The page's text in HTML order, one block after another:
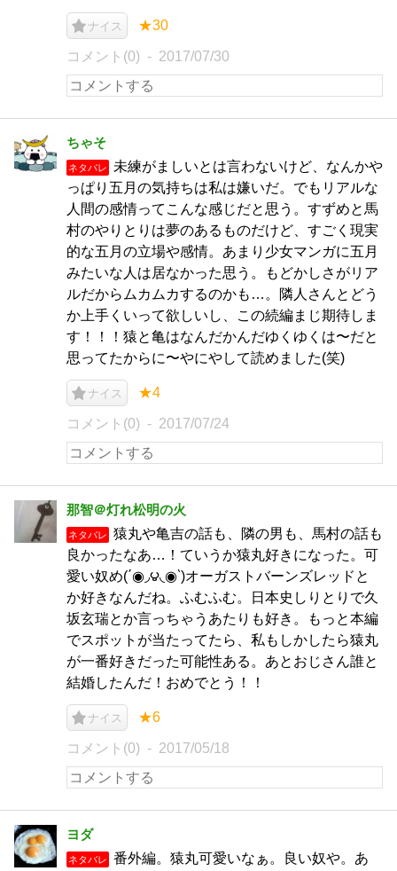
ナイス ★30
コメント(0) 2017/07/30
ちゃそ
ネタバレ
未練がましいとは言わないけど、なんかや
っぱり五月の気持ちは私は嫌いだ。でもリアルな
人間の感情ってこんな感じだと思う。すずめと馬
村のやりとりは夢のあるものだけど、すごく現実
的な五月の立場や感情。あまり少女マンガに五月
みたいな人は居なかった思う。もどかしさがリア
ルだからムカムカするのかも…。隣人さんとどう
か上手くいって欲しいし、この続編まじ期待しま
す！！！猿と亀はなんだかんだゆくゆくは〜だと
思ってたからに〜やにやして読めました(笑)
ナイス ★4
コメント(0) 2017/07/24
那智＠灯れ松明の火
ネタバレ
猿丸や亀吉の話も、隣の男も、馬村の話も
良かったなあ…！ていうか猿丸好きになった。可
愛い奴め(΄◉◞౪◟◉‵)オーガストバーンズレッドと
か好きなんだね。ふむふむ。日本史しりとりで久
坂玄瑞とか言っちゃうあたりも好き。もっと本編
でスポットが当たってたら、私もしかしたら猿丸
が一番好きだった可能性ある。あとおじさん誰と
結婚したんだ！おめでとう！！
ナイス ★6
コメント(0) 2017/05/18
ヨダ
ネタバレ
番外編。猿丸可愛いなぁ。良い奴や。あ